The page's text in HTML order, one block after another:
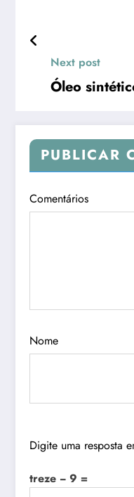
Next post
Óleo
PUBLICAR
Comentários
Nome
Digite uma resposta
treze − 9 =